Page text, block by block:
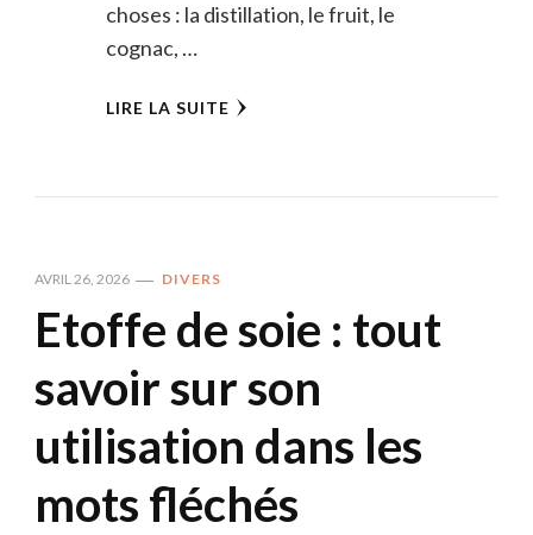
choses : la distillation, le fruit, le
cognac, …
LIRE LA SUITE
AVRIL 26, 2026 DIVERS
Etoffe de soie : tout
savoir sur son
utilisation dans les
mots fléchés